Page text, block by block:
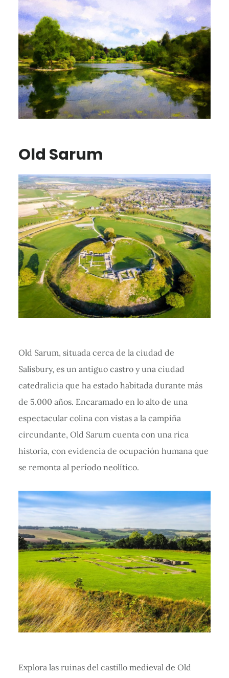
Old Sarum
Old Sarum, situada cerca de la ciudad de
Salisbury, es un antiguo castro y una ciudad
catedralicia que ha estado habitada durante más
de 5.000 años. Encaramado en lo alto de una
espectacular colina con vistas a la campiña
circundante, Old Sarum cuenta con una rica
historia, con evidencia de ocupación humana que
se remonta al período neolítico.
Explora las ruinas del castillo medieval de Old